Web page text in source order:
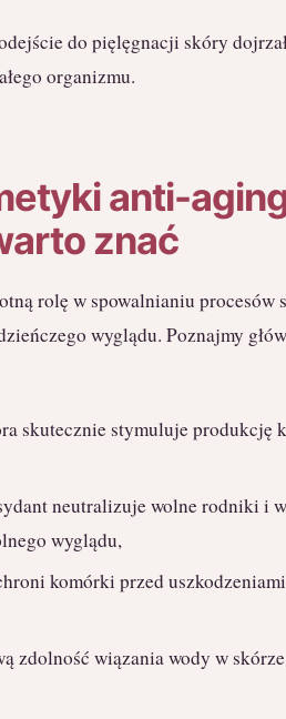
do pięlęgnacji skóry
organizmu.
anti-
znać
rolę w spowalnianiu procesów
wyglądu. Poznajmy
skutecznie stymuluje produkcję
neutralizuje wolne rodniki i
wyglądu,
komórki przed
zdolność wiązania wody w